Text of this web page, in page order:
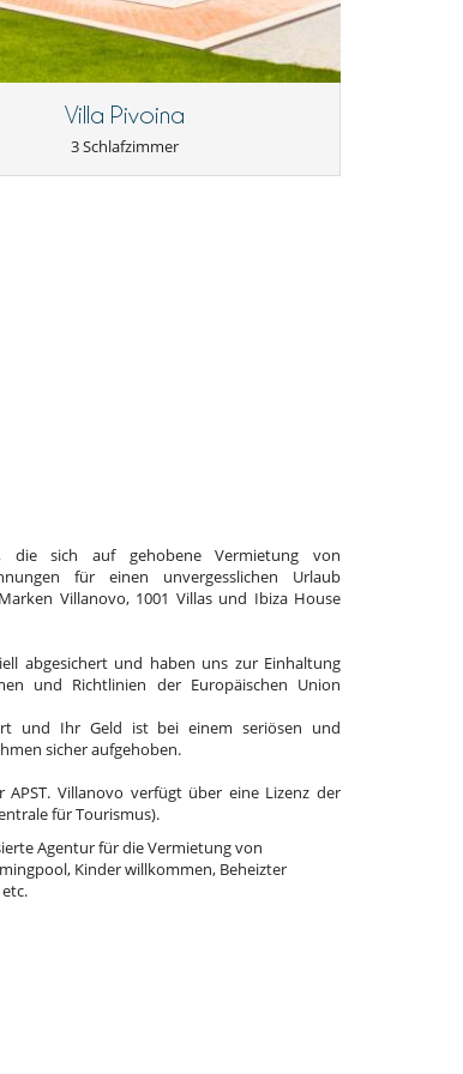
Villa Pivoina
3 Schlafzimmer
die sich auf gehobene Vermietung von
für einen unvergesslichen Urlaub
Villanovo, 1001 Villas und Ibiza House
abgesichert und haben uns zur Einhaltung
und Richtlinien der Europäischen Union
und Ihr Geld ist bei einem seriösen und
sicher aufgehoben.
Villanovo verfügt über eine Lizenz der
für Tourismus).
Agentur für die Vermietung von
Kinder willkommen, Beheizter